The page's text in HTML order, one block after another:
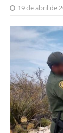
19 de abril de